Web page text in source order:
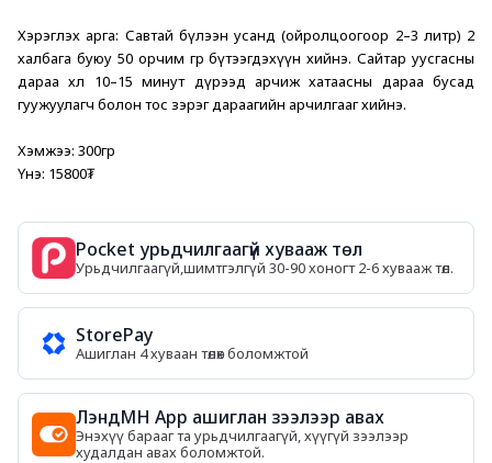
Хэрэглэх арга: Савтай бүлээн усанд (ойролцоогоор 2–3 литр) 2
халбага буюу 50 орчим гр бүтээгдэхүүн хийнэ. Сайтар уусгасны
дараа хөлөө 10–15 минут дүрээд арчиж хатаасны дараа бусад
гуужуулагч болон тос зэрэг дараагийн арчилгааг хийнэ.
Хэмжээ: 300гр
Үнэ: 15800₮
Pocket урьдчилгаагүй хувааж төл
Урьдчилгаагүй,шимтгэлгүй 30-90 хоногт 2-6 хувааж төл.
StorePay
Ашиглан 4 хуваан төлөх боломжтой
ЛэндМН App ашиглан зээлээр авах
Энэхүү барааг та урьдчилгаагүй, хүүгүй зээлээр
худалдан авах боломжтой.